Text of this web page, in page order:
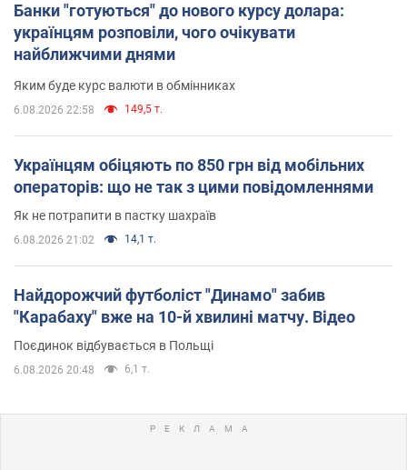
Банки "готуються" до нового курсу долара:
українцям розповіли, чого очікувати
найближчими днями
Яким буде курс валюти в обмінниках
6.08.2026 22:58 149,5 т.
Українцям обіцяють по 850 грн від мобільних
операторів: що не так з цими повідомленнями
Як не потрапити в пастку шахраїв
6.08.2026 21:02 14,1 т.
Найдорожчий футболіст "Динамо" забив
"Карабаху" вже на 10-й хвилині матчу. Відео
Поєдинок відбувається в Польщі
6.08.2026 20:48 6,1 т.